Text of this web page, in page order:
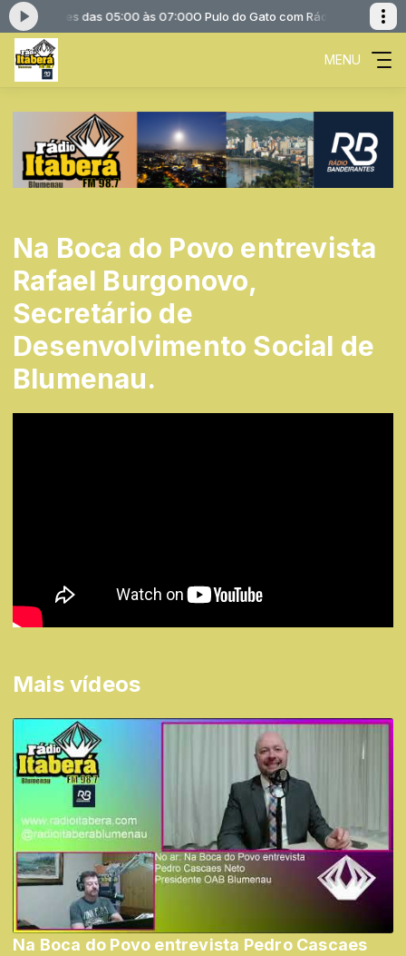
das 05:00 às 07:00O Pulo do Gato com Rádio
MENU
Na Boca do Povo entrevista
Rafael Burgonovo,
Secretário de
Desenvolvimento Social de
Blumenau.
Mais vídeos
Na Boca do Povo entrevista Pedro Cascaes